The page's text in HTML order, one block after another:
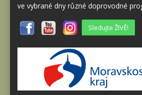
ve vybrané dny různé doprovodné
Sledujte ŽIVĚ!